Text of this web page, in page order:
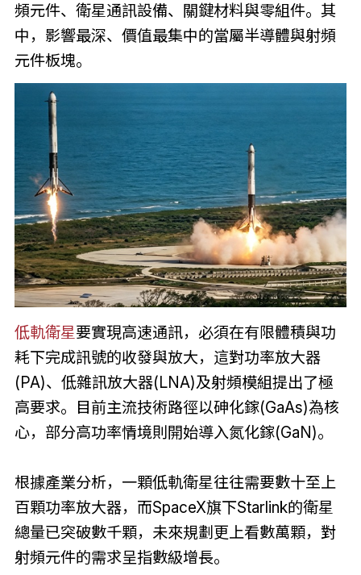
頻元件、衛星通訊設備、關鍵材料與零組件。其
中，影響最深、價值最集中的當屬半導體與射頻
元件板塊。
低軌衛星要實現高速通訊，必須在有限體積與功
耗下完成訊號的收發與放大，這對功率放大器
(PA)、低雜訊放大器(LNA)及射頻模組提出了極
高要求。目前主流技術路徑以砷化鎵(GaAs)為核
心，部分高功率情境則開始導入氮化鎵(GaN)。
根據產業分析，一顆低軌衛星往往需要數十至上
百顆功率放大器，而SpaceX旗下Starlink的衛星
總量已突破數千顆，未來規劃更上看數萬顆，對
射頻元件的需求呈指數級增長。